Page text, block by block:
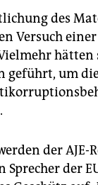
des
Versuch
hätten
geführt, um
der AJE-
Sprecher der